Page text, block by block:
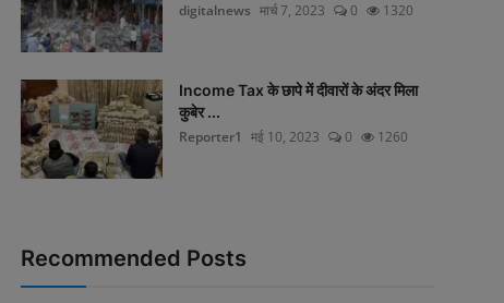
digitalnews मार्च 7, 2023 0 1320
Income Tax के छापे में दीवारों के अंदर मिला
कुबेर ...
Reporter1 मई 10, 2023 0 1260
Recommended Posts